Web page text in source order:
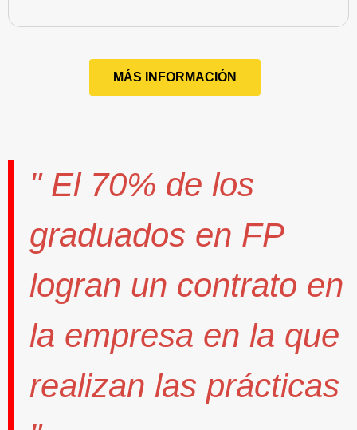
MÁS INFORMACIÓN
" El 70% de los
graduados en FP
logran un contrato en
la empresa en la que
realizan las prácticas